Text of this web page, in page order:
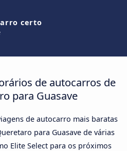
certo
de autocarros de
para Guasave
de autocarro mais baratas
para Guasave de várias
Elite Select para os próximos